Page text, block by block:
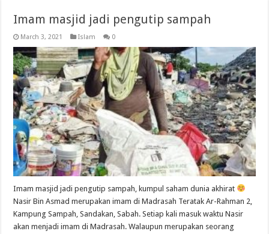
Imam masjid jadi pengutip sampah
March 3, 2021 Islam 0
Imam masjid jadi pengutip sampah, kumpul saham dunia akhirat
Nasir Bin Asmad merupakan imam di Madrasah Teratak Ar-Rahman 2,
Kampung Sampah, Sandakan, Sabah. Setiap kali masuk waktu Nasir
akan menjadi imam di Madrasah. Walaupun merupakan seorang